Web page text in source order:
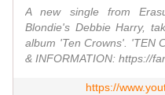
A new single from
Blondie's Debbie Harry,
album 'Ten Crowns'. 'TEN
& INFORMATION: https://
https://